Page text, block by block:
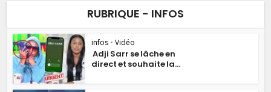
RUBRIQUE - INFOS
infos • Vidéo
Adji Sarr se lâche en
direct et souhaite la...